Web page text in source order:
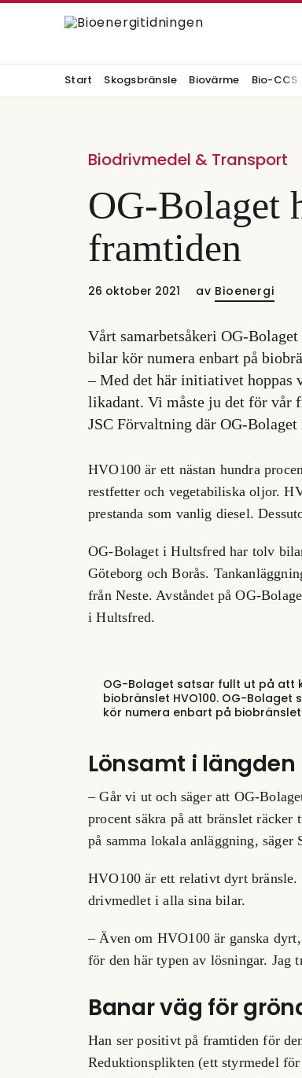
Start Skogsbränsle Biovärme Bio-CCS
Biodrivmedel & Transport
OG-Bolaget
framtiden
26 oktober 2021 av Bioenergi
Vårt samarbetsåkeri OG-
bilar kör numera enbart på
– Med det här initiativet hoppas
likadant. Vi måste ju det för vår
JSC Förvaltning där OG-Bolaget
HVO100 är ett nästan hundra
restfetter och vegetabiliska oljor.
prestanda som vanlig diesel.
OG-Bolaget i Hultsfred har tolv
Göteborg och Borås.
från Neste. Avståndet på OG-
i Hultsfred.
OG-Bolaget satsar fullt ut på att
biobränslet HVO100. OG-Bolaget
kör numera enbart på biobränslet
Lönsamt i längden
– Går vi ut och säger att OG-
procent säkra på att bränslet
på samma lokala anläggning, säger
HVO100 är ett relativt dyrt
drivmedlet i alla sina bilar.
– Även om HVO100 är ganska
för den här typen av lösningar. Jag
Banar väg för
Han ser positivt på framtiden för
Reduktionsplikten (ett styrmedel